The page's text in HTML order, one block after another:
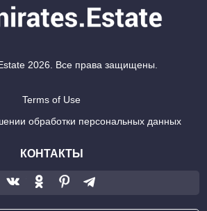
2026. Все права защищены.
Terms of Use
обработки персональных данных
КОНТАКТЫ